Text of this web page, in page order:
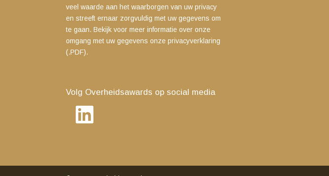
veel waarde aan het waarborgen van uw privacy
en streeft ernaar zorgvuldig met uw gegevens om
te gaan. Bekijk voor meer informatie over onze
omgang met uw gegevensonze privacyverklaring
(.PDF).
Volg Overheidsawards op social media
LinkedIn